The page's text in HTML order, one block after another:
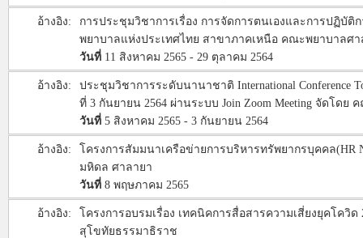
อ้างอิง:
การประชุมวิชาการเรื่อง การจัดการตนเองและการปฏิบั
พยาบาลแห่งประเทศไทย สาขาภาคเหนือ คณะพยาบาลศ
วันที่ 11 สิงหาคม 2565 - 29 ตุลาคม 2564
อ้างอิง:
ประชุมวิชาการระดับนานาชาติ International Conference
ที่ 3 กันยายน 2564 ผ่านระบบ Join Zoom Meeting จัดโด
วันที่ 5 สิงหาคม 2565 - 3 กันยายน 2564
อ้างอิง:
โครงการสัมมนาเครือข่ายการบริหารทรัพยากรบุคคล(HR
มหิดล ศาลายา
วันที่ 8 พฤษภาคม 2565
อ้างอิง:
โครงการอบรมเรื่อง เทคนิคการสื่อสารความเสี่ยงยุคโควิ
สุโขทัยธรรมาธิราช